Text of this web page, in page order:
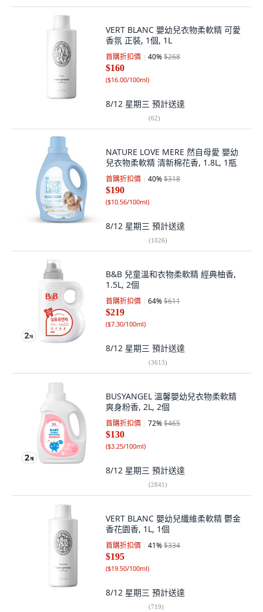
VERT BLANC 嬰幼兒衣物柔軟精 可愛
香氛 正裝, 1個, 1L
首購折扣價 40%$268
$160
($16.00/100ml)
8/12 星期三 預計送達
(62)
NATURE LOVE MERE 然自母愛 嬰幼
兒衣物柔軟精 清新棉花香, 1.8L, 1瓶
首購折扣價 40%$318
$190
($10.56/100ml)
8/12 星期三 預計送達
(1026)
B&B 兒童溫和衣物柔軟精 經典柚香,
1.5L, 2個
首購折扣價 64%$611
$219
($7.30/100ml)
8/12 星期三 預計送達
(3613)
BUSYANGEL 溫馨嬰幼兒衣物柔軟精
爽身粉香, 2L, 2個
首購折扣價 72%$465
$130
($3.25/100ml)
8/12 星期三 預計送達
(2841)
VERT BLANC 嬰幼兒纖維柔軟精 鬱金
香花園香, 1L, 1個
首購折扣價 41%$334
$195
($19.50/100ml)
8/12 星期三 預計送達
(719)